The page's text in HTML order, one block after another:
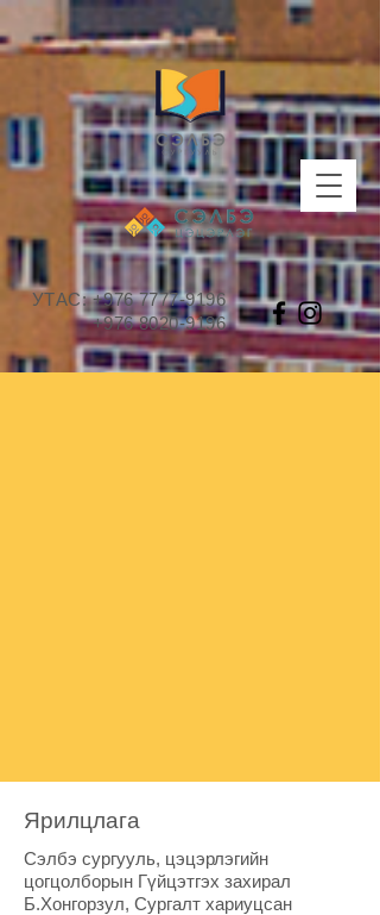
УТАС:+976 7777-9196
+976 8020-9196
Ярилцлага
Сэлбэ сургууль, цэцэрлэгийн
цогцолборын Гүйцэтгэх захирал
Б.Хонгорзул, Сургалт хариуцсан